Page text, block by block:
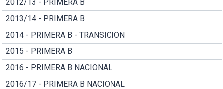
2012/13 - PRIMERA B
2013/14 - PRIMERA B
2014 - PRIMERA B - TRANSICION
2015 - PRIMERA B
2016 - PRIMERA B NACIONAL
2016/17 - PRIMERA B NACIONAL